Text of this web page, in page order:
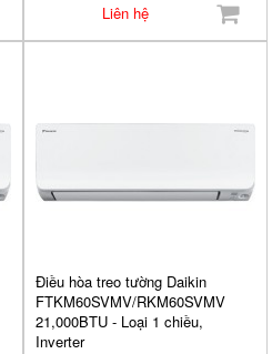
Liên hệ
Điều hòa treo tường Daikin
FTKM60SVMV/RKM60SVMV
21,000BTU - Loại 1 chiều,
Inverter